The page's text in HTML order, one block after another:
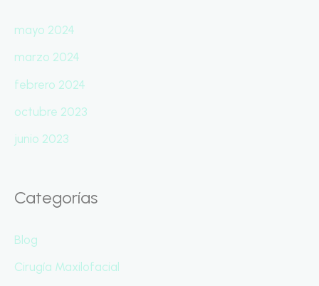
mayo 2024
marzo 2024
febrero 2024
octubre 2023
junio 2023
Categorías
Blog
Cirugía Maxilofacial